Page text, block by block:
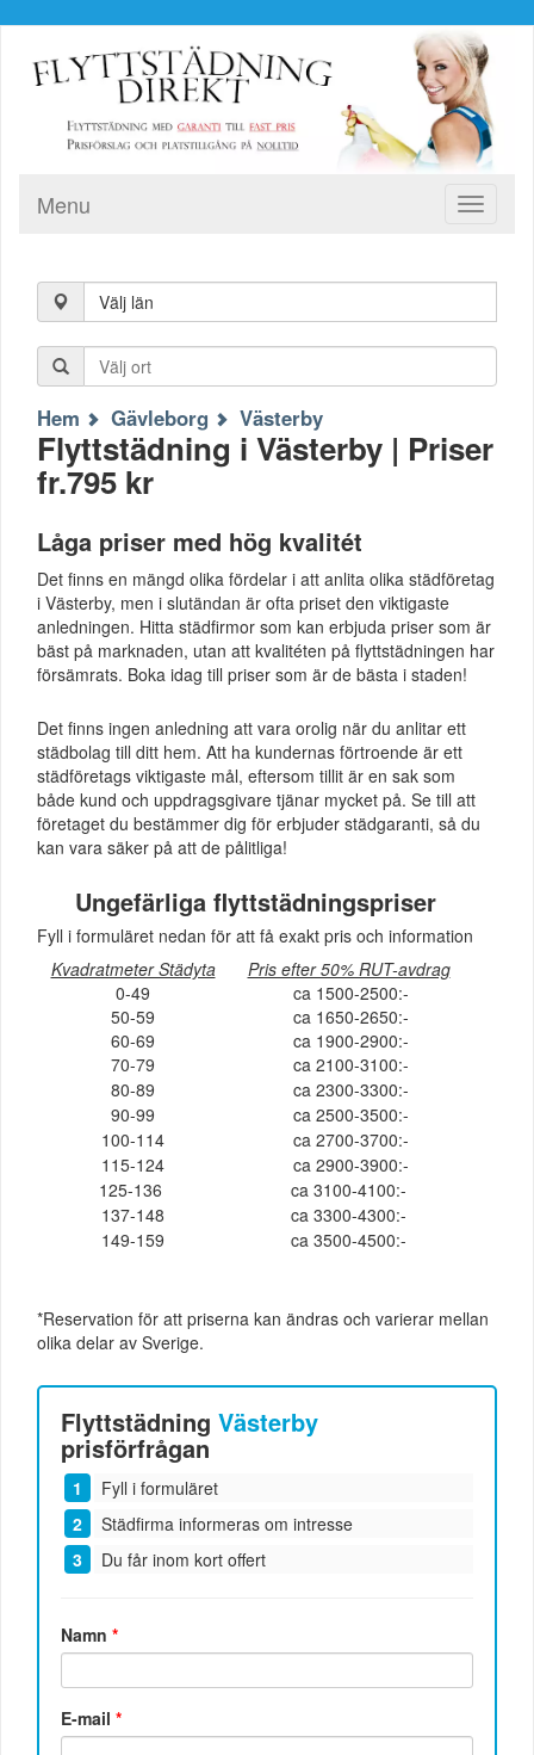
Toggle
Menu
Välj län
Hem Gävleborg Västerby
Flyttstädning i Västerby | Priser
fr.795 kr
Låga priser med hög kvalitét
Det finns en mängd olika fördelar i att anlita olika städföretag
i Västerby, men i slutändan är ofta priset den viktigaste
anledningen. Hitta städfirmor som kan erbjuda priser som är
bäst på marknaden, utan att kvalitéten på flyttstädningen har
försämrats. Boka idag till priser som är de bästa i staden!
Det finns ingen anledning att vara orolig när du anlitar ett
städbolag till ditt hem. Att ha kundernas förtroende är ett
städföretags viktigaste mål, eftersom tillit är en sak som
både kund och uppdragsgivare tjänar mycket på. Se till att
företaget du bestämmer dig för erbjuder städgaranti, så du
kan vara säker på att de pålitliga!
Ungefärliga flyttstädningspriser
Fyll i formuläret nedan för att få exakt pris och information
Kvadratmeter Städyta
Pris efter 50% RUT-avdrag
0-49
ca 1500-2500:-
50-59
ca 1650-2650:-
60-69
ca 1900-2900:-
70-79
ca 2100-3100:-
80-89
ca 2300-3300:-
90-99
ca 2500-3500:-
100-114
ca 2700-3700:-
115-124
ca 2900-3900:-
125-136
ca 3100-4100:-
137-148
ca 3300-4300:-
149-159
ca 3500-4500:-
*Reservation för att priserna kan ändras och varierar mellan
olika delar av Sverige.
FlyttstädningVästerby
prisförfrågan
Fyll i formuläret
Städfirma informeras om intresse
Du får inom kort offert
Namn*
E-mail*